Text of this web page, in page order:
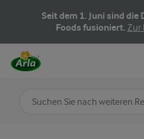
Seit dem 1. Juni sind die
Foods fusioniert. Zur
Nach Kategorie suchen